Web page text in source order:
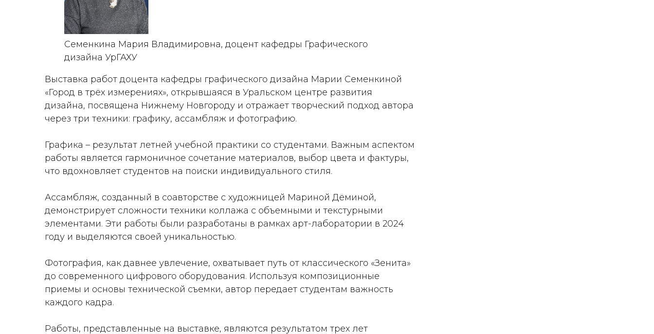
Семенкина Мария Владимировна, доцент кафедры Графического
дизайна УрГАХУ
Выставка работ доцента кафедры графического дизайна Марии Семенкиной
«Город в трёх измерениях», открывшаяся в Уральском центре развития
дизайна, посвящена Нижнему Новгороду и отражает творческий подход автора
через три техники: графику, ассамбляж и фотографию.
Графика – результат летней учебной практики со студентами. Важным аспектом
работы является гармоничное сочетание материалов, выбор цвета и фактуры,
что вдохновляет студентов на поиски индивидуального стиля.
Ассамбляж, созданный в соавторстве с художницей Мариной Дёминой,
демонстрирует сложности техники коллажа с объемными и текстурными
элементами. Эти работы были разработаны в рамках арт-лаборатории в 2024
году и выделяются своей уникальностью.
Фотография, как давнее увлечение, охватывает путь от классического «Зенита»
до современного цифрового оборудования. Используя композиционные
приемы и основы технической съемки, автор передает студентам важность
каждого кадра.
Работы, представленные на выставке, являются результатом трех лет